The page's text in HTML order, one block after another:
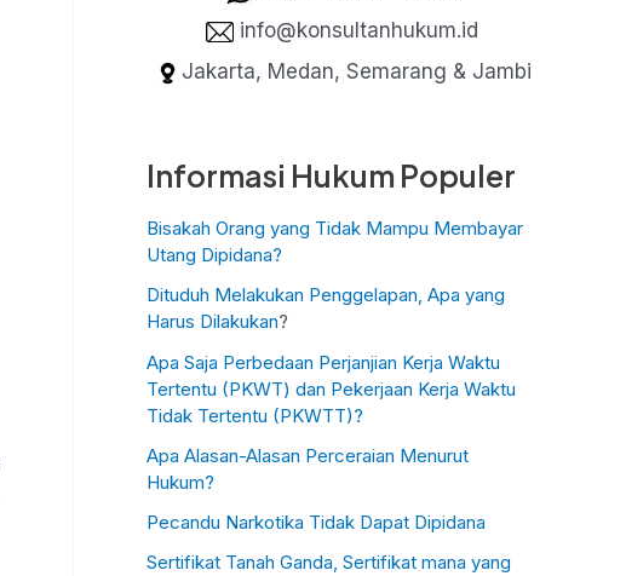
info@konsultanhukum.id
Jakarta, Medan, Semarang & Jambi
Informasi Hukum Populer
Bisakah Orang yang Tidak Mampu Membayar
Utang Dipidana?
Dituduh Melakukan Penggelapan, Apa yang
Harus Dilakukan?
Apa Saja Perbedaan Perjanjian Kerja Waktu
Tertentu (PKWT) dan Pekerjaan Kerja Waktu
Tidak Tertentu (PKWTT)?
Apa Alasan-Alasan Perceraian Menurut
Hukum?
Pecandu Narkotika Tidak Dapat Dipidana
Sertifikat Tanah Ganda, Sertifikat mana yang